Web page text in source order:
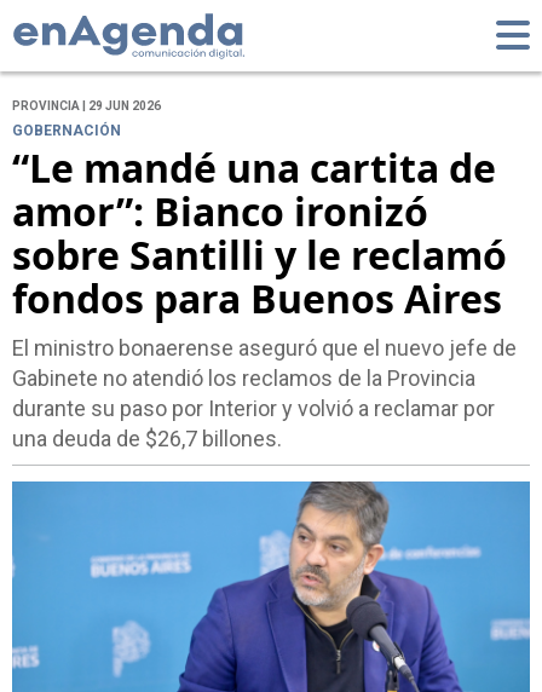
PROVINCIA | 29 JUN 2026
GOBERNACIÓN
“Le mandé una cartita de
amor”: Bianco ironizó
sobre Santilli y le reclamó
fondos para Buenos Aires
El ministro bonaerense aseguró que el nuevo jefe de
Gabinete no atendió los reclamos de la Provincia
durante su paso por Interior y volvió a reclamar por
una deuda de $26,7 billones.